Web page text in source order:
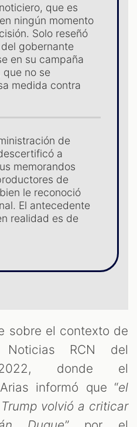
que es
ningún momento
Solo reseñó
gobernante
en su campaña
que no se
medida contra
de
a
memorandos
de
le reconoció
El antecedente
realidad es de
sobre el contexto de
RCN del
2022, donde el
informó que “el
volvió a criticar